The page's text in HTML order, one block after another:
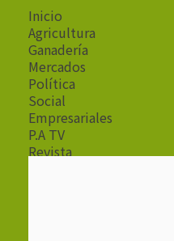
Inicio
Agricultura
Ganadería
Mercados
Política
Social
Empresariales
P.A TV
Revista